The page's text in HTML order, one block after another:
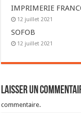
IMPRIMERIE
12 juillet 2021
SOFOB
12 juillet 2021
Laisser un
commentaire.